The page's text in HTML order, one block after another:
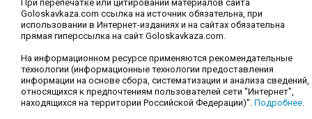
При перепечатке или цитировании материалов сайта
Goloskavkaza.com ссылка на источник обязательна, при
использовании в Интернет-изданиях и на сайтах обязательна
прямая гиперссылка на сайт Goloskavkaza.com.
На информационном ресурсе применяются рекомендательные
технологии (информационные технологии предоставления
информации на основе сбора, систематизации и анализа сведений,
относящихся к предпочтениям пользователей сети "Интернет",
находящихся на территории Российской Федерации)". Подробнее